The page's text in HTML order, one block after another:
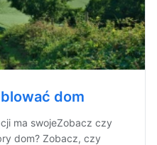
dom
ma swojeZobacz czy
dom? Zobacz, czy